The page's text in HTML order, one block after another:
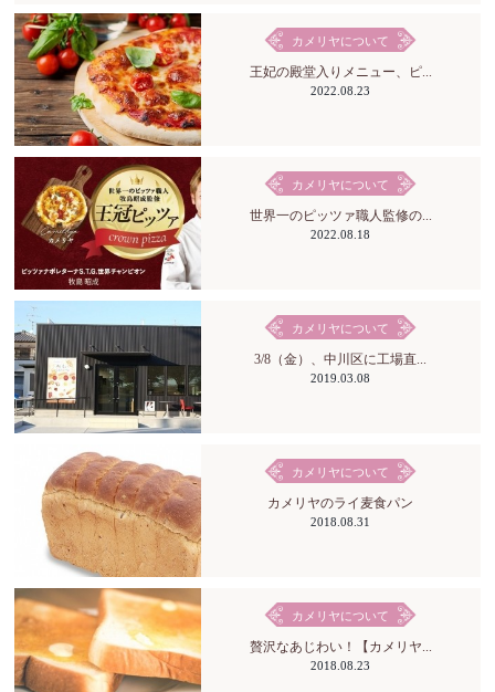
カメリヤについて
王妃の殿堂入りメニュー、ピ...
2022.08.23
カメリヤについて
世界一のピッツァ職人監修の...
2022.08.18
カメリヤについて
3/8（金）、中川区に工場直...
2019.03.08
カメリヤについて
カメリヤのライ麦食パン
2018.08.31
カメリヤについて
贅沢なあじわい！【カメリヤ...
2018.08.23